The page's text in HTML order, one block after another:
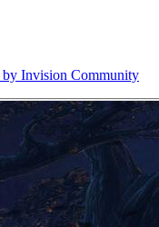
by Invision Community